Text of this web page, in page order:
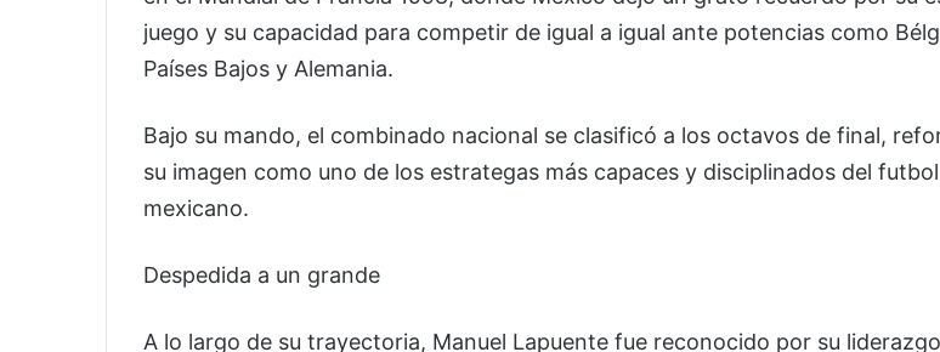
juego y su capacidad para competir de igual a igual ante potencias como
Países Bajos y Alemania.
Bajo su mando, el combinado nacional se clasificó a los octavos de final,
su imagen como uno de los estrategas más capaces y disciplinados del futbol
mexicano.
Despedida a un grande
A lo largo de su trayectoria, Manuel Lapuente fue reconocido por su